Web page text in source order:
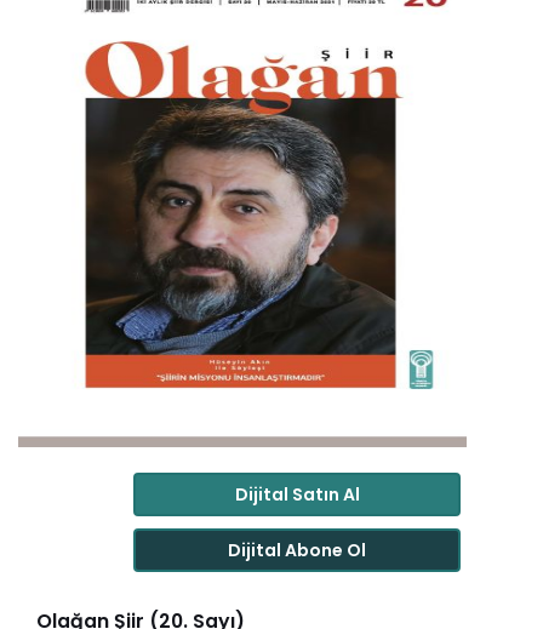
Dijital Satın Al
Dijital Abone Ol
Olağan Şiir (20. Sayı)